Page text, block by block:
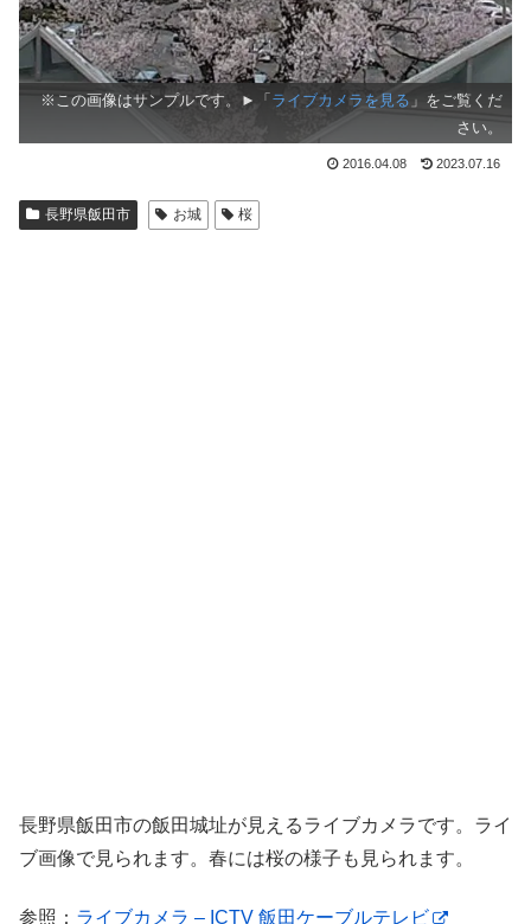
※この画像はサンプルです。►「 ライブカメラを見る 」をご覧くだ
さい。
2016.04.08 2023.07.16
長野県飯田市 お城 桜
長野県飯田市の飯田城址が見えるライブカメラです。ライ
ブ画像で見られます。春には桜の様子も見られます。
参照： ライブカメラ – ICTV 飯田ケーブルテレビ